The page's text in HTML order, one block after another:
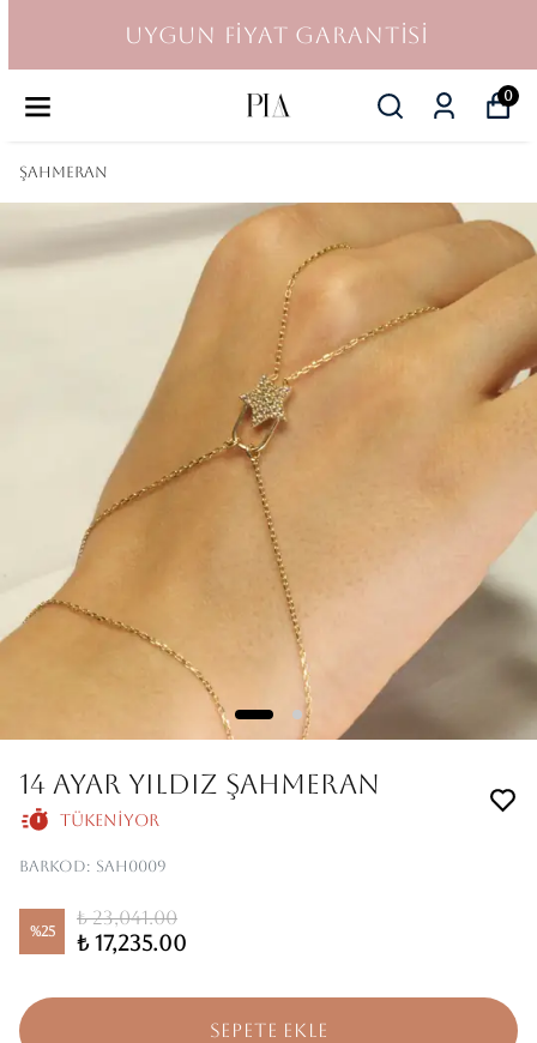
UYGUN FİYAT GARANTİSİ
0
ŞAHMERAN
14 AYAR YILDIZ ŞAHMERAN
Tükeniyor
Barkod: SAH0009
%25
₺ 23,041.00
₺ 17,235.00
SEPETE EKLE